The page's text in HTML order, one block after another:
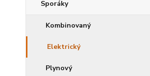
Sporáky
Kombinovaný
Elektrický
Plynový